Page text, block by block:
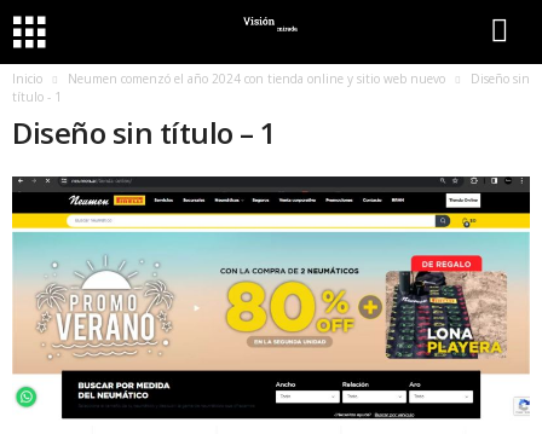
Inicio Neumen comenzó el año 2024 con tienda online y sitio web nuevo
Diseño sin
título - 1
Diseño sin título – 1